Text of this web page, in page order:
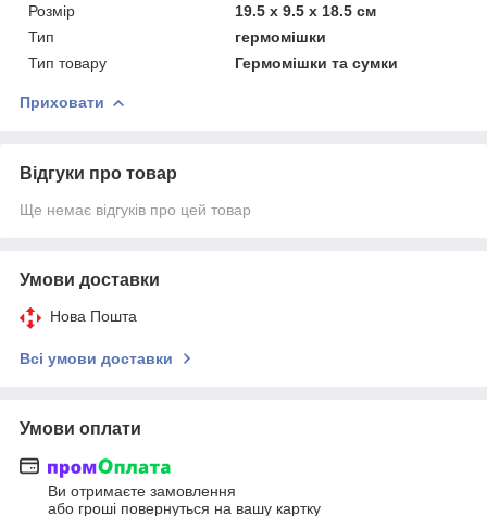
Розмір
19.5 х 9.5 х 18.5 см
Тип
гермомішки
Тип товару
Гермомішки та сумки
Приховати
Відгуки про товар
Ще немає відгуків про цей товар
Умови доставки
Нова Пошта
Всі умови доставки
Умови оплати
Ви отримаєте замовлення
або гроші повернуться на вашу картку